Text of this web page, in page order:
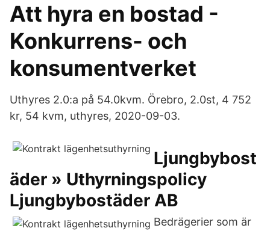
Att hyra en bostad -
Konkurrens- och
konsumentverket
Uthyres 2.0:a på 54.0kvm. Örebro, 2.0st, 4 752
kr, 54 kvm, uthyres, 2020-09-03.
Ljungbybost
äder » Uthyrningspolicy
Ljungbybostäder AB
Bedrägerier som är